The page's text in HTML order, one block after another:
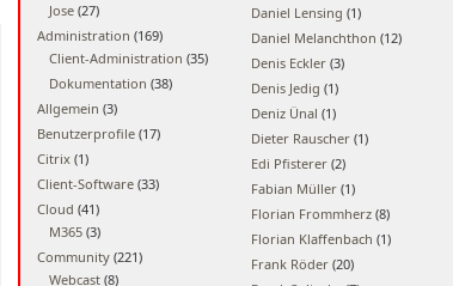
Jose (27)
Administration (169)
Client-Administration (35)
Dokumentation (38)
Allgemein (3)
Benutzerprofile (17)
Citrix (1)
Client-Software (33)
Cloud (41)
M365 (3)
Community (221)
Webcast (8)
Daniel Lensing (1)
Daniel Melanchthon (12)
Denis Eckler (3)
Denis Jedig (1)
Deniz Ünal (1)
Dieter Rauscher (1)
Edi Pfisterer (2)
Fabian Müller (1)
Florian Frommherz (8)
Florian Klaffenbach (1)
Frank Röder (20)